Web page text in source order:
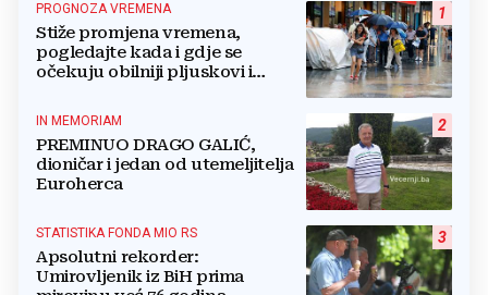
1
PROGNOZA VREMENA
Stiže promjena vremena,
pogledajte kada i gdje se
očekuju obilniji pljuskovi i
2
IN MEMORIAM
PREMINUO DRAGO GALIĆ,
dioničar i jedan od utemeljitelja
Euroherca
3
STATISTIKA FONDA MIO RS
Apsolutni rekorder:
Umirovljenik iz BiH prima